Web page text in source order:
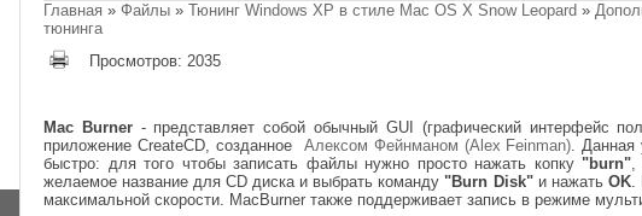
Главная » Файлы » Тюнинг Windows XP в стиле Mac OS X Snow Leopard »
тюнинга
Просмотров: 2035
Mac Burner - представляет собой обычный GUI (графический интерфейс
приложение CreateCD, созданное Алексом Фейнманом (Alex Feinman). Данная
быстро: для того чтобы записать файлы нужно просто нажать копку "burn",
желаемое название для CD диска и выбрать команду "Burn Disk"и нажать OK.
максимальной скорости. MacBurner также поддерживает запись в режиме